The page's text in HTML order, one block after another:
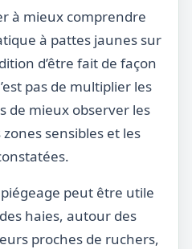
à mieux comprendre
à pattes jaunes sur
d’être fait de façon
pas de multiplier les
de mieux observer les
sensibles et les
peut être utile
haies, autour des
proches de ruchers,